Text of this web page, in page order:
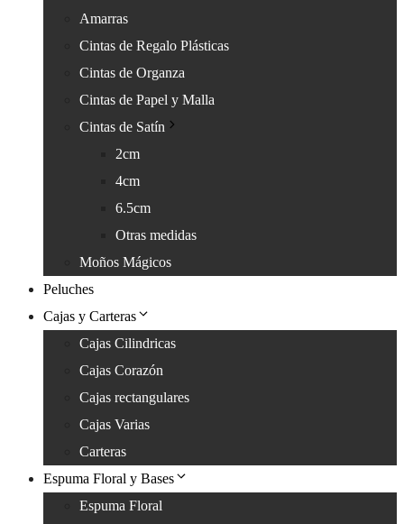
Amarras
Cintas de Regalo Plásticas
Cintas de Organza
Cintas de Papel y Malla
Cintas de Satín
2cm
4cm
6.5cm
Otras medidas
Moños Mágicos
Peluches
Cajas y Carteras
Cajas Cilindricas
Cajas Corazón
Cajas rectangulares
Cajas Varias
Carteras
Espuma Floral y Bases
Espuma Floral